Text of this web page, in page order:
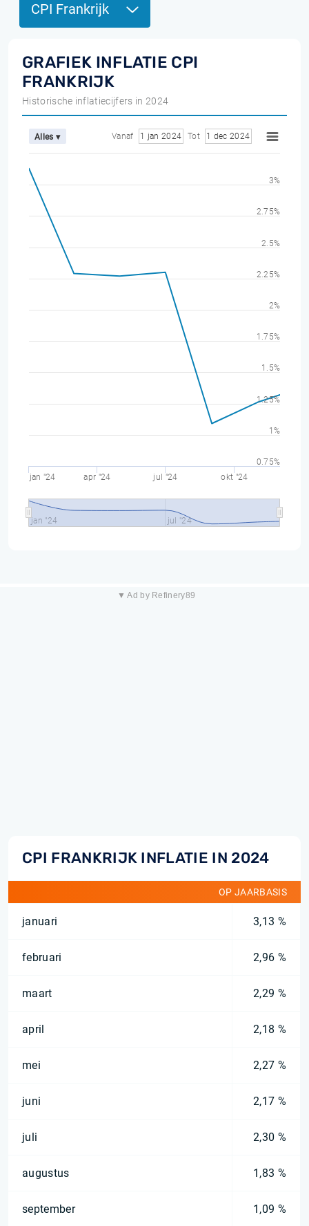
CPI Frankrijk
GRAFIEK INFLATIE CPI
FRANKRIJK
Historische inflatiecijfers in 2024
Alles ▾ Vanaf 1 jan 2024 Tot 1 dec 2024
jan "24 apr "24 jul "24 okt "24
jan "24 jul "24
0.75%
1%
1.25%
1.5%
1.75%
2%
2.25%
2.5%
2.75%
3%
▼ Ad by Refinery89
CPI FRANKRIJK INFLATIE IN 2024
OP JAARBASIS
januari 3,13 %
februari 2,96 %
maart 2,29 %
april 2,18 %
mei 2,27 %
juni 2,17 %
juli 2,30 %
augustus 1,83 %
september 1,09 %